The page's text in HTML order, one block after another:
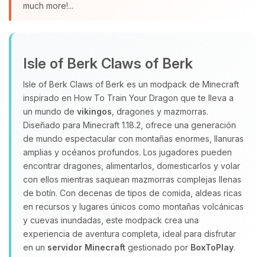
much more!...
Isle of Berk Claws of Berk
Isle of Berk Claws of Berk es un modpack de Minecraft
inspirado en How To Train Your Dragon que te lleva a
un mundo de vikingos , dragones y mazmorras.
Diseñado para Minecraft 1.18.2, ofrece una generación
de mundo espectacular con montañas enormes, llanuras
amplias y océanos profundos. Los jugadores pueden
encontrar dragones, alimentarlos, domesticarlos y volar
con ellos mientras saquean mazmorras complejas llenas
de botín. Con decenas de tipos de comida, aldeas ricas
en recursos y lugares únicos como montañas volcánicas
y cuevas inundadas, este modpack crea una
experiencia de aventura completa, ideal para disfrutar
en un servidor Minecraft gestionado por BoxToPlay.
asistente de BoxToPlay. Cuentame
que necesitas y moveré mis
pequenos circuitos para ayudarte.
10/08/2026 11:21